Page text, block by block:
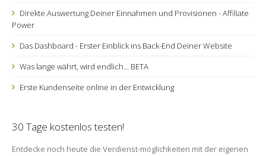
Direkte Auswertung Deiner Einnahmen und Provisionen - Affiliate
Power
Das Dashboard - Erster Einblick ins Back-End Deiner Website
Was lange währt, wird endlich... BETA
Erste Kundenseite online in der Entwicklung
30 Tage kostenlos testen!
Entdecke noch heute die Verdienst-möglichkeiten mit der eigenen